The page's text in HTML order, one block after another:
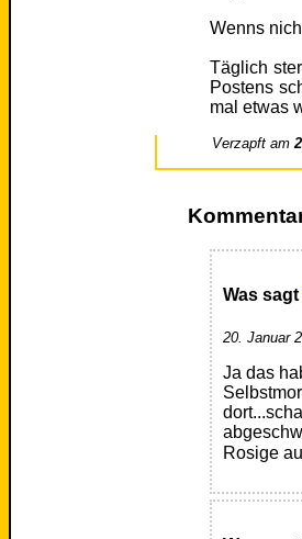
Wenns
Täglich
Postens
mal etwas
Verzapft am
Was
20. Januar
Ja das
Rosige